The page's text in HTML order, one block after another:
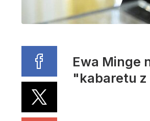
Ewa Minge
"kabaretu z